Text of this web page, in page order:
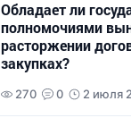
Обладает ли
полномочиями
расторжении
закупках?
270 0 2 июля